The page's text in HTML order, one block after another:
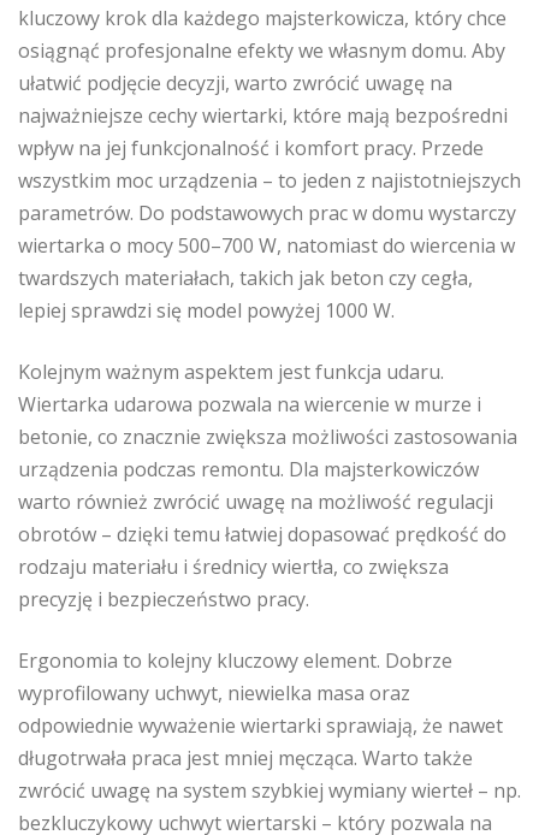
kluczowy krok dla każdego majsterkowicza, który chce
osiągnąć profesjonalne efekty we własnym domu. Aby
ułatwić podjęcie decyzji, warto zwrócić uwagę na
najważniejsze cechy wiertarki, które mają bezpośredni
wpływ na jej funkcjonalność i komfort pracy. Przede
wszystkim moc urządzenia – to jeden z najistotniejszych
parametrów. Do podstawowych prac w domu wystarczy
wiertarka o mocy 500–700 W, natomiast do wiercenia w
twardszych materiałach, takich jak beton czy cegła,
lepiej sprawdzi się model powyżej 1000 W.
Kolejnym ważnym aspektem jest funkcja udaru.
Wiertarka udarowa pozwala na wiercenie w murze i
betonie, co znacznie zwiększa możliwości zastosowania
urządzenia podczas remontu. Dla majsterkowiczów
warto również zwrócić uwagę na możliwość regulacji
obrotów – dzięki temu łatwiej dopasować prędkość do
rodzaju materiału i średnicy wiertła, co zwiększa
precyzję i bezpieczeństwo pracy.
Ergonomia to kolejny kluczowy element. Dobrze
wyprofilowany uchwyt, niewielka masa oraz
odpowiednie wyważenie wiertarki sprawiają, że nawet
długotrwała praca jest mniej męcząca. Warto także
zwrócić uwagę na system szybkiej wymiany wierteł – np.
bezkluczykowy uchwyt wiertarski – który pozwala na